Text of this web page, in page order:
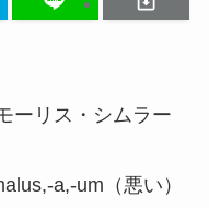
ーリス・シムラー
a,-um（悪い）